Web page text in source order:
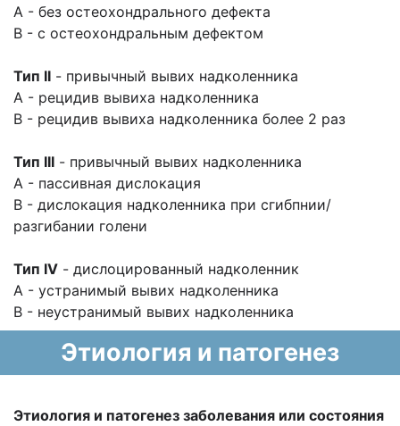
A - без остеохондрального дефекта
B - с остеохондральным дефектом
Тип II - привычный вывих надколенника
A - рецидив вывиха надколенника
B - рецидив вывиха надколенника более 2 раз
Тип III - привычный вывих надколенника
A - пассивная дислокация
B - дислокация надколенника при сгибпнии/
разгибании голени
Тип IV - дислоцированный надколенник
A - устранимый вывих надколенника
B - неустранимый вывих надколенника
Этиология и патогенез
Этиология и патогенез заболевания или состояния